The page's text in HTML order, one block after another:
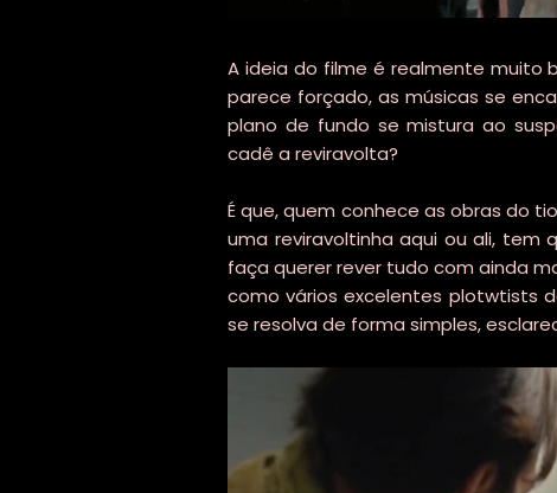
A ideia do filme é realmente muito
parece forçado, as músicas se
plano de fundo se mistura ao
cadê a reviravolta?
É que, quem conhece as obras do
uma reviravoltinha aqui ou ali, tem
faça querer rever tudo com ainda
como vários excelentes plotwtists
se resolva de forma simples,